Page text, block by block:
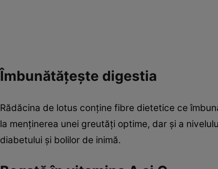
Îmbunătăţeşte digestia
Rădăcina de lotus conţine fibre dietetice ce
la menţinerea unei greutăţi optime, dar şi a
diabetului şi bolilor de inimă.